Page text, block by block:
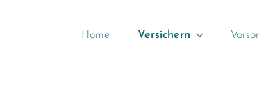
Home Versichern